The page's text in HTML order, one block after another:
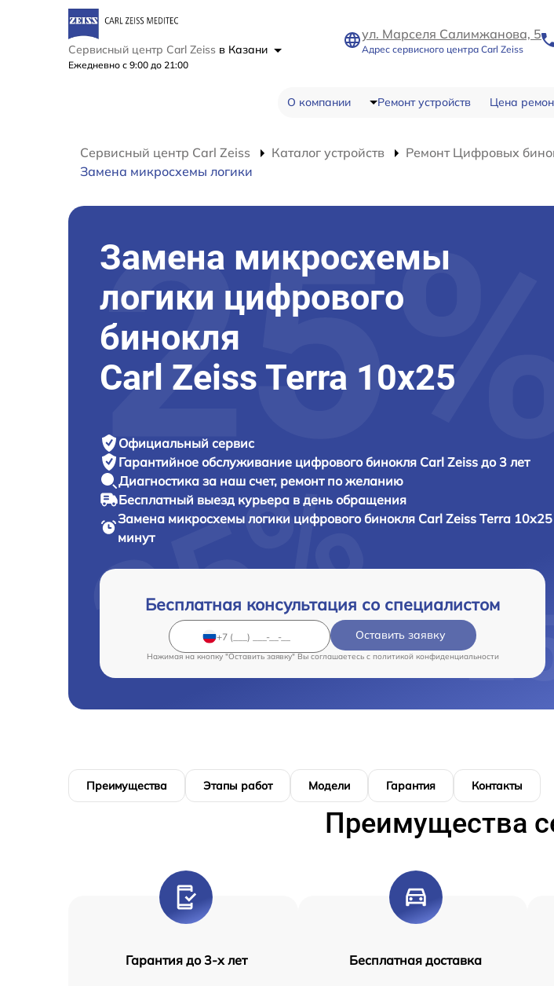
Сервисный центр Carl Zeiss в Казани
Ежедневно с 9:00 до 21:00
ул. Марселя Салимжанова, 5
Адрес сервисного центра Carl Zeiss
О компании Ремонт устройств Цена
Сервисный центр Carl Zeiss Каталог устройств Ремонт Цифровых
Замена микросхемы логики
Замена микросхемы
логики цифрового
бинокля
Carl Zeiss Terra 10x25
Официальный сервис
Гарантийное обслуживание цифрового бинокля Carl Zeiss до 3 лет
Диагностика за наш счет, ремонт по желанию
Бесплатный выезд курьера в день обращения
Замена микросхемы логики цифрового бинокля Carl Zeiss Terra
минут
Бесплатная консультация со специалистом
Оставить заявку
Нажимая на кнопку "Оставить заявку" Вы соглашаетесь c политикой конфиденциальности
Преимущества Этапы работ Модели Гарантия Контакты
Преимущества
Гарантия до 3-х лет Бесплатная доставка